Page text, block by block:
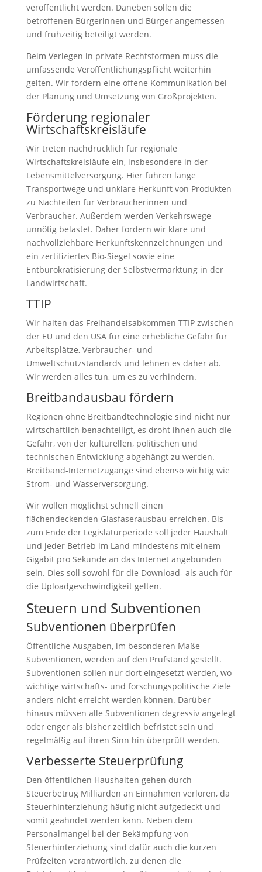
veröffentlicht werden. Daneben sollen die
betroffenen Bürgerinnen und Bürger angemessen
und frühzeitig beteiligt werden.
Beim Verlegen in private Rechtsformen muss die
umfassende Veröffentlichungspflicht weiterhin
gelten. Wir fordern eine offene Kommunikation bei
der Planung und Umsetzung von Großprojekten.
Förderung regionaler
Wirtschaftskreisläufe
Wir treten nachdrücklich für regionale
Wirtschaftskreisläufe ein, insbesondere in der
Lebensmittelversorgung. Hier führen lange
Transportwege und unklare Herkunft von Produkten
zu Nachteilen für Verbraucherinnen und
Verbraucher. Außerdem werden Verkehrswege
unnötig belastet. Daher fordern wir klare und
nachvollziehbare Herkunftskennzeichnungen und
ein zertifiziertes Bio-Siegel sowie eine
Entbürokratisierung der Selbstvermarktung in der
Landwirtschaft.
TTIP
Wir halten das Freihandelsabkommen TTIP zwischen
der EU und den USA für eine erhebliche Gefahr für
Arbeitsplätze, Verbraucher- und
Umweltschutzstandards und lehnen es daher ab.
Wir werden alles tun, um es zu verhindern.
Breitbandausbau fördern
Regionen ohne Breitbandtechnologie sind nicht nur
wirtschaftlich benachteiligt, es droht ihnen auch die
Gefahr, von der kulturellen, politischen und
technischen Entwicklung abgehängt zu werden.
Breitband-Internetzugänge sind ebenso wichtig wie
Strom- und Wasserversorgung.
Wir wollen möglichst schnell einen
flächendeckenden Glasfaserausbau erreichen. Bis
zum Ende der Legislaturperiode soll jeder Haushalt
und jeder Betrieb im Land mindestens mit einem
Gigabit pro Sekunde an das Internet angebunden
sein. Dies soll sowohl für die Download- als auch für
die Uploadgeschwindigkeit gelten.
Steuern und Subventionen
Subventionen überprüfen
Öffentliche Ausgaben, im besonderen Maße
Subventionen, werden auf den Prüfstand gestellt.
Subventionen sollen nur dort eingesetzt werden, wo
wichtige wirtschafts- und forschungspolitische Ziele
anders nicht erreicht werden können. Darüber
hinaus müssen alle Subventionen degressiv angelegt
oder enger als bisher zeitlich befristet sein und
regelmäßig auf ihren Sinn hin überprüft werden.
Verbesserte Steuerprüfung
Den öffentlichen Haushalten gehen durch
Steuerbetrug Milliarden an Einnahmen verloren, da
Steuerhinterziehung häufig nicht aufgedeckt und
somit geahndet werden kann. Neben dem
Personalmangel bei der Bekämpfung von
Steuerhinterziehung sind dafür auch die kurzen
Prüfzeiten verantwortlich, zu denen die